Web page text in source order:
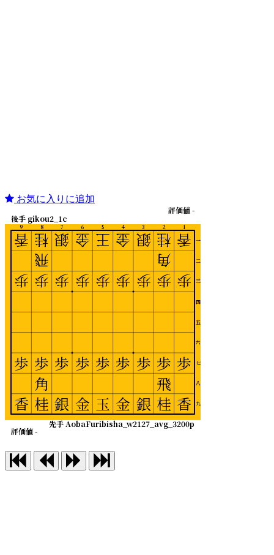
お気に入りに追加
1
2
3
4
5
6
7
8
9
一
二
三
四
五
六
七
八
九
先手 AobaFuribisha_w2127_avg_3200p
後手 gikou2_1c
評価値 -
評価値 -
香
歩
歩
香
桂
角
歩
歩
飛
桂
銀
歩
歩
銀
金
歩
歩
金
王
歩
歩
玉
金
歩
歩
金
銀
歩
歩
銀
桂
飛
歩
歩
角
桂
香
歩
歩
香